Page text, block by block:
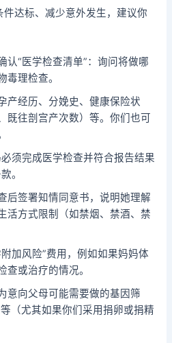
达标、减少意外发生，建议你
认“医学检查清单”：询问将做哪
毒理检查。
产经历、分娩史、健康保险状
既往剖宫产次数）等。你们也可
须完成医学检查并符合报告结果
。
后签署知情同意书，说明她理解
活方式限制（如禁烟、禁酒、禁
加风险”费用，例如如果妈妈体
查或治疗的情况。
意向父母可能需要做的基因筛
（尤其如果你们采用捐卵或捐精